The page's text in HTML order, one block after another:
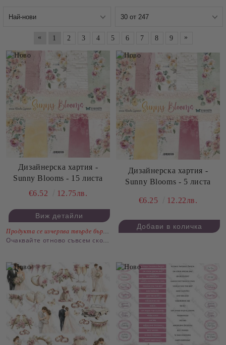
« 1 2 3 4 5 6 7 8 9 »
Дизайнерскa хартия -
Sunny Blooms - 15 листа
€6.52
12.75лв.
Виж детайли
Продукта се изчерпва твърде бързо.
Очаквайте отново съвсем скоро
Дизайнерскa хартия -
Sunny Blooms - 5 листа
€6.25 12.22лв.